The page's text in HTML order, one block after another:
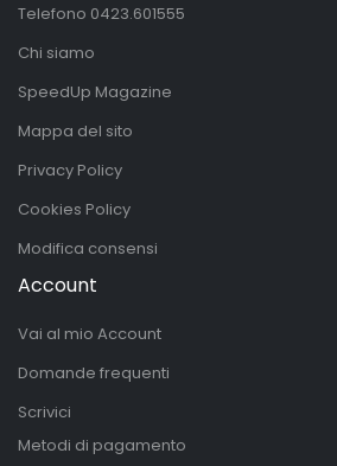
Telefono 0423.601555
Chi siamo
SpeedUp Magazine
Mappa del sito
Privacy Policy
Cookies Policy
Modifica consensi
Account
Vai al mio Account
Domande frequenti
Scrivici
Metodi di pagamento